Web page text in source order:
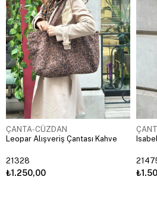
ÇANTA-CÜZDAN
Leopar Alışveriş Çantası Kahve
21328
₺1.250,00